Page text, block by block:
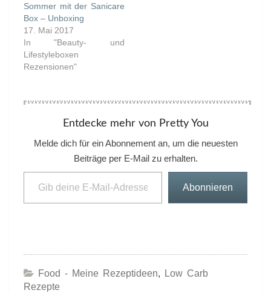
Sommer mit der Sanicare
Box – Unboxing
17. Mai 2017
In "Beauty- und
Lifestyleboxen
Rezensionen"
Entdecke mehr von Pretty You
Melde dich für ein Abonnement an, um die neuesten
Beiträge per E-Mail zu erhalten.
Gib deine E-Mail-Adresse ein ...
Abonnieren
Food - Meine Rezeptideen, Low Carb
Rezepte